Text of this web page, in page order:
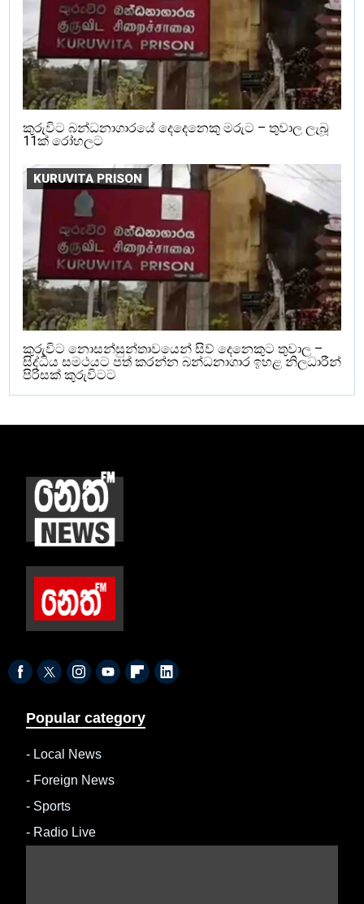
කුරුවිට බන්ධනාගාරයේ දෙදෙනෙකු මරුට – තුවාල ලැබූ
11ක් රෝහලට
KURUVITA PRISON
කුරුවිට නොසන්සුන්තාවයෙන් සිව් දෙනෙකුට තුවාල –
සිද්ධිය සමථයට පත් කරන්න බන්ධනාගාර ඉහළ නිලධාරීන්
පිරිසක් කුරුවිටට
Popular category
- Local News
- Foreign News
- Sports
- Radio Live